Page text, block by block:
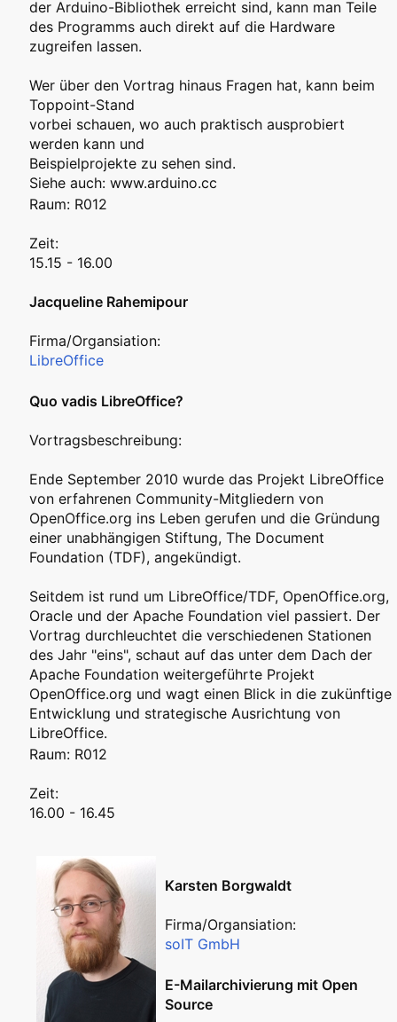
der Arduino-Bibliothek erreicht sind, kann man Teile
des Programms auch direkt auf die Hardware
zugreifen lassen.
Wer über den Vortrag hinaus Fragen hat, kann beim
Toppoint-Stand
vorbei schauen, wo auch praktisch ausprobiert
werden kann und
Beispielprojekte zu sehen sind.
Siehe auch: www.arduino.cc
Raum: R012
Zeit:
15.15 - 16.00
Jacqueline Rahemipour
Firma/Organsiation:
LibreOffice
Quo vadis LibreOffice?
Vortragsbeschreibung:
Ende September 2010 wurde das Projekt LibreOffice
von erfahrenen Community-Mitgliedern von
OpenOffice.org ins Leben gerufen und die Gründung
einer unabhängigen Stiftung, The Document
Foundation (TDF), angekündigt.
Seitdem ist rund um LibreOffice/TDF, OpenOffice.org,
Oracle und der Apache Foundation viel passiert. Der
Vortrag durchleuchtet die verschiedenen Stationen
des Jahr "eins", schaut auf das unter dem Dach der
Apache Foundation weitergeführte Projekt
OpenOffice.org und wagt einen Blick in die zukünftige
Entwicklung und strategische Ausrichtung von
LibreOffice.
Raum: R012
Zeit:
16.00 - 16.45
Karsten Borgwaldt
Firma/Organsiation:
soIT GmbH
E-Mailarchivierung mit Open
Source